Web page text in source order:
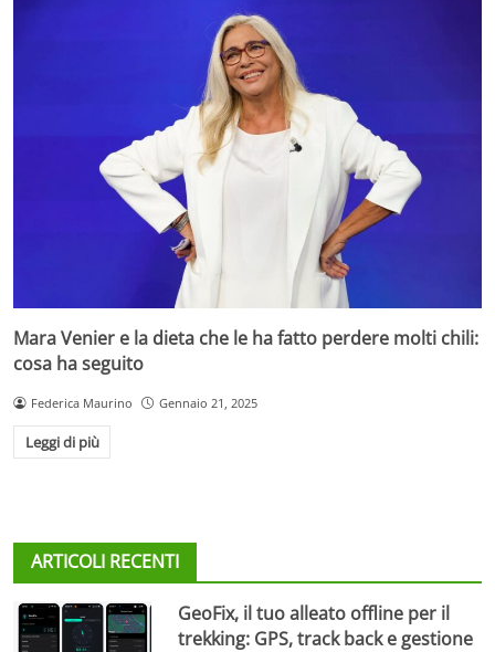
Mara Venier e la dieta che le ha fatto perdere molti chili:
cosa ha seguito
Federica Maurino Gennaio 21, 2025
Leggi di più
ARTICOLI RECENTI
GeoFix, il tuo alleato offline per il
trekking: GPS, track back e gestione